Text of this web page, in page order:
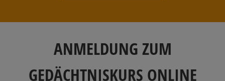
ANMELDUNG ZUM
GEDÄCHTNISKURS ONLINE